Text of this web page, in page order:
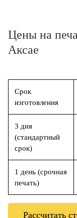
Цены на
Аксае
Срок
изготовления
3 дня
(стандартный
срок)
1 день (срочная
печать)
Рассчитать